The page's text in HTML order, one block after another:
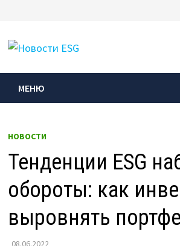
содержимому
МЕНЮ
НОВОСТИ
Тенденции ESG
обороты: как
выровнять
08.06.2022